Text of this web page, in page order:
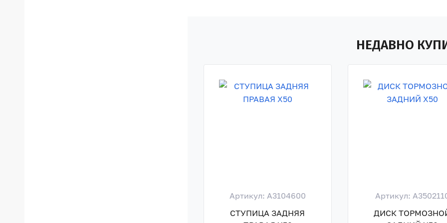
НЕДАВНО
Артикул: A3104600
СТУПИЦА ЗАДНЯЯ
Артикул:
ДИСК